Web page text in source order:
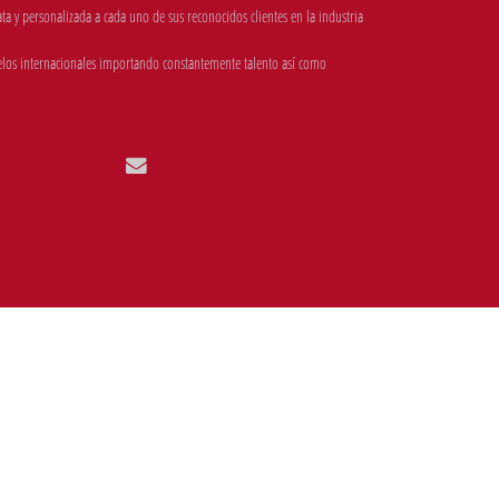
y personalizada a cada uno de sus reconocidos clientes en la industria
internacionales importando constantemente talento así como